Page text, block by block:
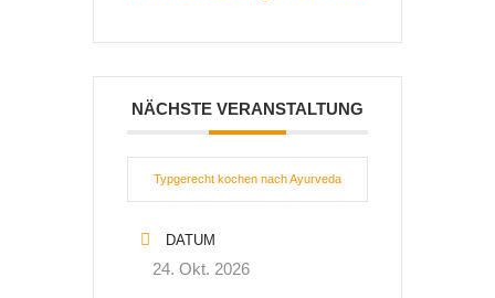
NÄCHSTE VERANSTALTUNG
Typgerecht kochen nach Ayurveda
DATUM
24. Okt. 2026